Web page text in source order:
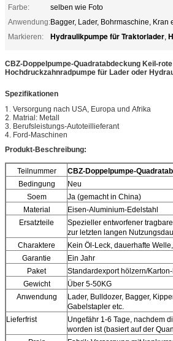
Farbe:
selben wie Foto
Anwendung:Bagger, Lader, Bohrmaschine, Kran
Markieren:
Hydraulikpumpe für Traktorlader,
CBZ-Doppelpumpe-Quadratabdeckung Keil-rote
Hochdruckzahnradpumpe für Lader oder
Spezifikationen
1. Versorgung nach USA, Europa und Afrika
2. Matrial: Metall
3. Berufsleistungs-Autoteillieferant
4. Ford-Maschinen
Produkt-Beschreibung:
Teilnummer
CBZ-Doppelpumpe-
Bedingung
Neu
Soem
Ja (gemacht in China)
Material
Eisen-Aluminium-Edelstahl
Ersatzteile
Spezieller entworfener
zur letzten langen
Charaktere
Kein Öl-Leck, dauerhafte
Garantie
Ein Jahr
Paket
Standardexport hölzern/
Gewicht
Über 5-50KG
Anwendung
Lader, Bulldozer, Bagger,
Gabelstapler etc.
Lieferfrist
Ungefähr 1-6 Tage, nachdem
worden ist (basiert auf der